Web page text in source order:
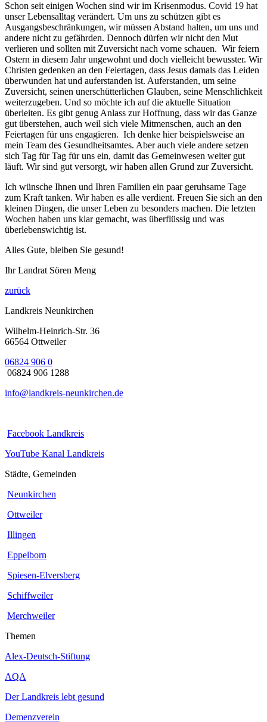
Schon seit einigen Wochen sind wir im Krisenmodus. Covid 19 hat
unser Lebensalltag verändert. Um uns zu schützen gibt es
Ausgangsbeschränkungen, wir müssen Abstand halten, um uns und
andere nicht zu gefährden. Dennoch dürfen wir nicht den Mut
verlieren und sollten mit Zuversicht nach vorne schauen. Wir feiern
Ostern in diesem Jahr ungewohnt und doch vielleicht bewusster. Wir
Christen gedenken an den Feiertagen, dass Jesus damals das Leiden
überwunden hat und auferstanden ist. Auferstanden, um seine
Zuversicht, seinen unerschütterlichen Glauben, seine Menschlichkeit
weiterzugeben. Und so möchte ich auf die aktuelle Situation
überleiten. Es gibt genug Anlass zur Hoffnung, dass wir das Ganze
gut überstehen, auch weil sich viele Mitmenschen, auch an den
Feiertagen für uns engagieren. Ich denke hier beispielsweise an
mein Team des Gesundheitsamtes. Aber auch viele andere setzen
sich Tag für Tag für uns ein, damit das Gemeinwesen weiter gut
läuft. Wir sind gut versorgt, wir haben allen Grund zur Zuversicht.
Ich wünsche Ihnen und Ihren Familien ein paar geruhsame Tage
zum Kraft tanken. Wir haben es alle verdient. Freuen Sie sich an den
kleinen Dingen, die unser Leben zu besonders machen. Die letzten
Wochen haben uns klar gemacht, was überflüssig und was
überlebenswichtig ist.
Alles Gute, bleiben Sie gesund!
Ihr Landrat Sören Meng
zurück
Landkreis Neunkirchen
Wilhelm-Heinrich-Str. 36
66564 Ottweiler
06824 906 0
06824 906 1288
info@landkreis-neunkirchen.de
Facebook Landkreis
YouTube Kanal Landkreis
Städte, Gemeinden
Neunkirchen
Ottweiler
Illingen
Eppelborn
Spiesen-Elversberg
Schiffweiler
Merchweiler
Themen
Alex-Deutsch-Stiftung
AQA
Der Landkreis lebt gesund
Demenzverein